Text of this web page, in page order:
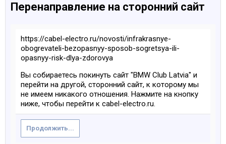
Перенаправление на сторонний сайт
https://cabel-electro.ru/novosti/infrakrasnye-
obogrevateli-bezopasnyy-sposob-sogretsya-ili-
opasnyy-risk-dlya-zdorovya
Вы собираетесь покинуть сайт "BMW Club Latvia" и
перейти на другой, сторонний сайт, к которому мы
не имеем никакого отношения. Нажмите на кнопку
ниже, чтобы перейти к cabel-electro.ru.
Продолжить...